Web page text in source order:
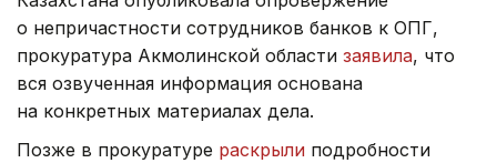
о непричастности сотрудников банков к ОПГ,
прокуратура Акмолинской области заявила, что
вся озвученная информация основана
на конкретных материалах дела.
Позже в прокуратуре раскрыли подробности